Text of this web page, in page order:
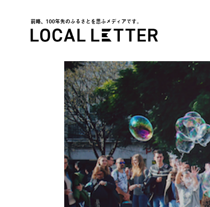
前略、100年先のふるさとを思ふメディアです。